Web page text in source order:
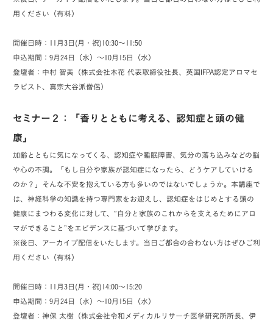
用ください（有料）
開催日時：11月3日(月・祝)10:30～11:50
申込期間：9月24日（水）～10月15日（水）
登壇者：中村 智美（株式会社木花 代表取締役社長、英国IFPA認定アロマセ
ラピスト、真宗大谷派僧侶）
セミナー２：「香りとともに考える、認知症と頭の健
康」
加齢とともに気になってくる、認知症や睡眠障害、気分の落ち込みなどの脳
や心の不調。「もし自分や家族が認知症になったら、どうケアしていける
のか？」そんな不安を抱えている方も多いのではないでしょうか。本講座で
は、神経科学の知識を持つ専門家をお迎えし、認知症をはじめとする頭の
健康にまつわる変化に対して、”自分と家族のこれからを支えるためにアロ
マができること”をエビデンスに基づいて学びます。
※後日、アーカイブ配信をいたします。当日ご都合の合わない方はぜひご利
用ください（有料）
開催日時：11月3日(月・祝)14:00～15:20
申込期間：9月24日（水）～10月15日（水）
登壇者：神保 太樹（株式会社令和メディカルリサーチ医学研究所所長、伊